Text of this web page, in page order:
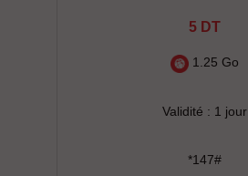
5 DT
1.25 Go
Validité : 1 jour
*147#